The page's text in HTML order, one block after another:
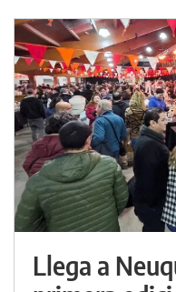
Llega a